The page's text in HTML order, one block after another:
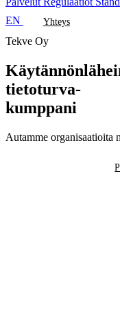
EN
Yhteys
Tekve Oy
tietoturva-
kumppani
Autamme organisaatioita